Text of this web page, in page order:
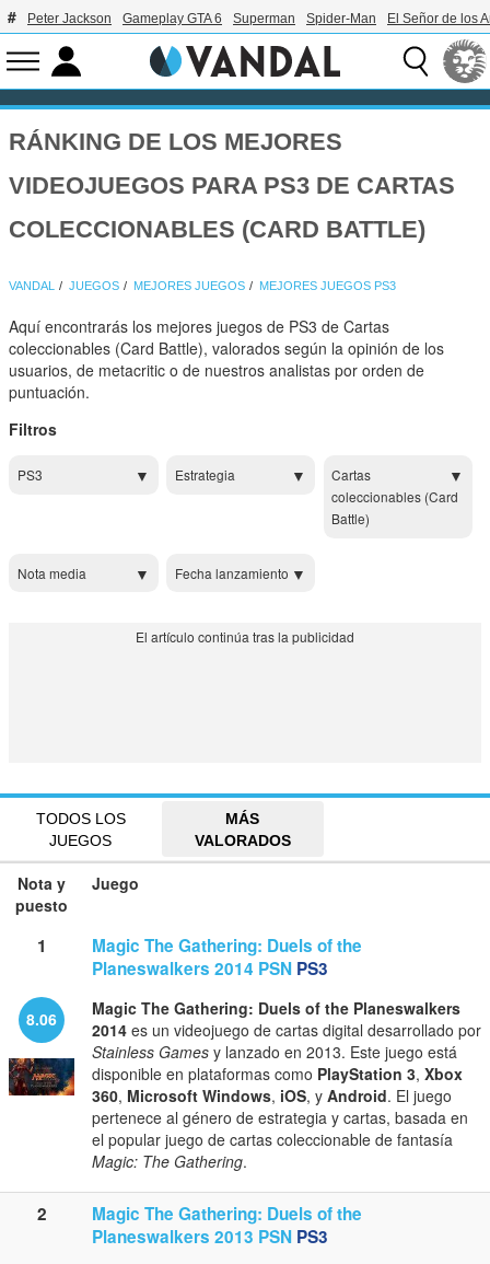
Peter Jackson Gameplay GTA 6 Superman Spider-Man El Señor de los
RÁNKING DE LOS MEJORES
VIDEOJUEGOS PARA PS3 DE CARTAS
COLECCIONABLES (CARD BATTLE)
VANDAL JUEGOS MEJORES JUEGOS MEJORES JUEGOS PS3
Aquí encontrarás los mejores juegos de PS3 de Cartas
coleccionables (Card Battle), valorados según la opinión de los
usuarios, de metacritic o de nuestros analistas por orden de
puntuación.
Filtros
PS3 Estrategia
Cartas
coleccionables (Card
Battle)
Nota media Fecha lanzamiento
TODOS LOS
JUEGOS
MÁS
VALORADOS
Nota y
puesto
Juego
1
Magic The Gathering: Duels of the
Planeswalkers 2014 PSN PS3
8.06
Magic The Gathering: Duels of the Planeswalkers
2014 es un videojuego de cartas digital desarrollado por
Stainless Games y lanzado en 2013. Este juego está
disponible en plataformas como PlayStation 3, Xbox
360, Microsoft Windows, iOS, y Android. El juego
pertenece al género de estrategia y cartas, basada en
el popular juego de cartas coleccionable de fantasía
Magic: The Gathering.
2
Magic The Gathering: Duels of the
Planeswalkers 2013 PSN PS3